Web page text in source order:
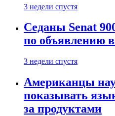
3 недели спустя
Седаны Senat
по объявлению
3 недели спустя
Американцы
показывать
за продуктами